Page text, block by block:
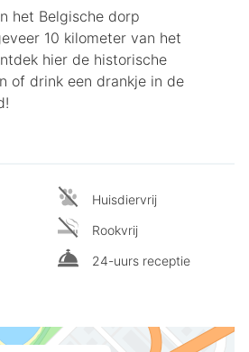
het Belgische dorp
10 kilometer van het
hier de historische
of drink een drankje in de
Huisdiervrij
Rookvrij
24-uurs receptie